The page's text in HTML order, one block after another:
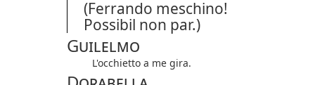
(Ferrando meschino!
Possibil non par.)
Guilelmo
L'occhietto a me gira.